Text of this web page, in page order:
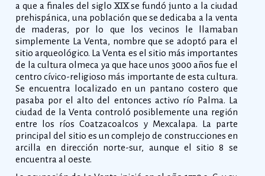
a que a finales del siglo XIX se fundó junto a la ciudad
prehispánica, una población que se dedicaba a la venta
de maderas, por lo que los vecinos le llamaban
simplemente La Venta, nombre que se adoptó para el
sitio arqueológico. La Venta es el sitio más importantes
de la cultura olmeca ya que hace unos 3000 años fue el
centro cívico-religioso más importante de esta cultura.
Se encuentra localizado en un pantano costero que
pasaba por el alto del entonces activo río Palma. La
ciudad de la Venta controló posiblemente una región
entre los ríos Coatzacoalcos y Mexcalapa. La parte
principal del sitio es un complejo de construcciones en
arcilla en dirección norte-sur, aunque el sitio 8 se
encuentra al oeste.